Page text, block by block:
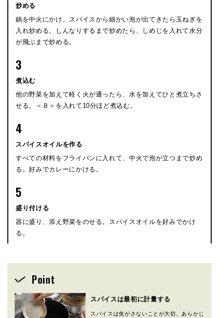
炒める
鍋を中火にかけ、スパイスから細かい泡が出てきたら玉ねぎを
入れ炒める。しんなりするまで炒めたら、しめじを入れて水分
が飛ぶまで炒める。
3
煮込む
他の野菜を加えて軽く火が通ったら、水を加えてひと煮立ちさ
せる。＜Ｂ＞を入れて10分ほど煮込む。
4
スパイスオイルを作る
すべての材料をフライパンに入れて、中火で泡が立つまで炒め
る。好みでカレーにかける。
5
盛り付ける
器に盛り、添え野菜をのせる。スパイスオイルを好みでかけ
る。
Point
スパイスは最初に計量する
スパイスは焦がさないことが大切。あらかじ